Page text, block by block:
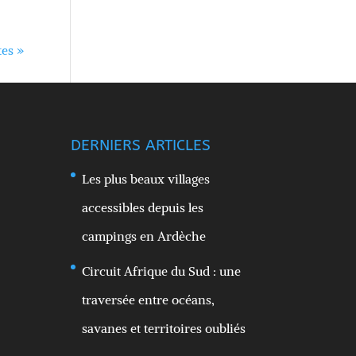
»
DERNIERS ARTICLES
Les plus beaux villages
accessibles depuis les
campings en Ardèche
Circuit Afrique du Sud : une
traversée entre océans,
savanes et territoires oubliés